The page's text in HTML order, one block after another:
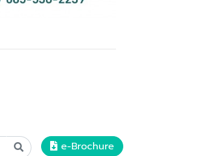
e-Brochure